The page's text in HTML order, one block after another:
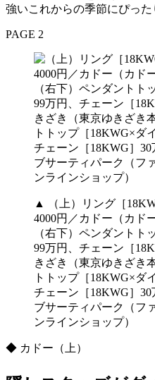
強いこれからの季節にぴった
PAGE 2
▲ （上）リング［
4000円／カドー（カド
（右下）ペンダントト
99万円、チェーン［
きざき（東京ゆきざき
トトップ［18KWG×ダ
チェーン［18KWG］30
ブサーティパーク（フ
ンラインショップ）
◆ カドー（上）